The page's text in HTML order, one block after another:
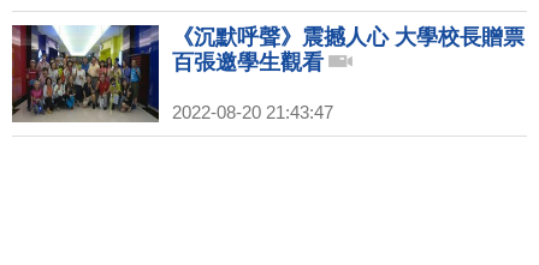
《沉默呼聲》震撼人心 大學校長贈票
百張邀學生觀看
2022-08-20 21:43:47